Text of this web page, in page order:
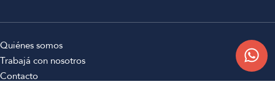
Quiénes somos
Trabajá con nosotros
Contacto